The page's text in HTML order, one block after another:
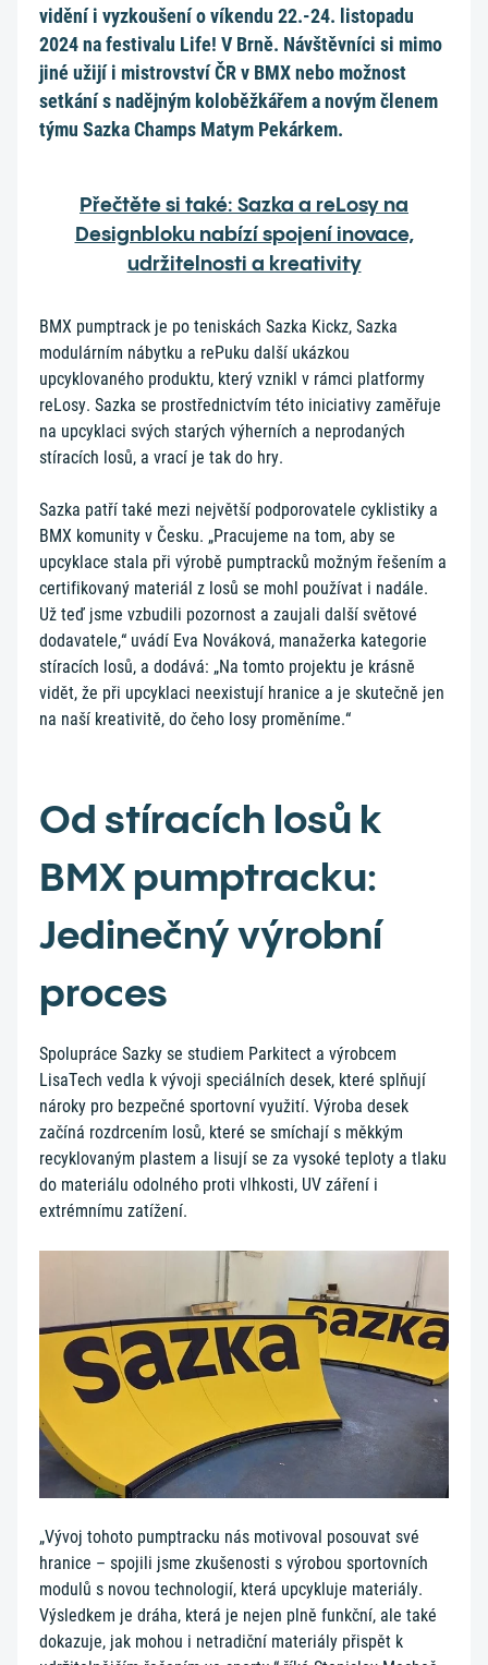
vidění i vyzkoušení o víkendu 22.-24. listopadu
2024 na festivalu Life! V Brně. Návštěvníci si mimo
jiné užijí i mistrovství ČR v BMX nebo možnost
setkání s nadějným koloběžkářem a novým členem
týmu Sazka Champs Matym Pekárkem.
Přečtěte si také: Sazka a reLosy na
Designbloku nabízí spojení inovace,
udržitelnosti a kreativity
BMX pumptrack je po teniskách Sazka Kickz, Sazka
modulárním nábytku a rePuku další ukázkou
upcyklovaného produktu, který vznikl v rámci platformy
reLosy. Sazka se prostřednictvím této iniciativy zaměřuje
na upcyklaci svých starých výherních a neprodaných
stíracích losů, a vrací je tak do hry.
Sazka patří také mezi největší podporovatele cyklistiky a
BMX komunity v Česku. „Pracujeme na tom, aby se
upcyklace stala při výrobě pumptracků možným řešením a
certifikovaný materiál z losů se mohl používat i nadále.
Už teď jsme vzbudili pozornost a zaujali další světové
dodavatele,“ uvádí Eva Nováková, manažerka kategorie
stíracích losů, a dodává: „Na tomto projektu je krásně
vidět, že při upcyklaci neexistují hranice a je skutečně jen
na naší kreativitě, do čeho losy proměníme.“
Od stíracích losů k
BMX pumptracku:
Jedinečný výrobní
proces
Spolupráce Sazky se studiem Parkitect a výrobcem
LisaTech vedla k vývoji speciálních desek, které splňují
nároky pro bezpečné sportovní využití. Výroba desek
začíná rozdrcením losů, které se smíchají s měkkým
recyklovaným plastem a lisují se za vysoké teploty a tlaku
do materiálu odolného proti vlhkosti, UV záření i
extrémnímu zatížení.
„Vývoj tohoto pumptracku nás motivoval posouvat své
hranice – spojili jsme zkušenosti s výrobou sportovních
modulů s novou technologií, která upcykluje materiály.
Výsledkem je dráha, která je nejen plně funkční, ale také
dokazuje, jak mohou i netradiční materiály přispět k